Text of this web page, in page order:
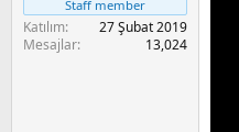
n
Staff member
Katılım
27 Şubat 2019
Mesajlar
13,024